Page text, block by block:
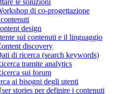
di co-progettazione
design
sui contenuti e il linguaggio
discovery
di ricerca (search keywords)
tramite analytics
sui forum
ai bisogni degli utenti
stories per definire i contenuti